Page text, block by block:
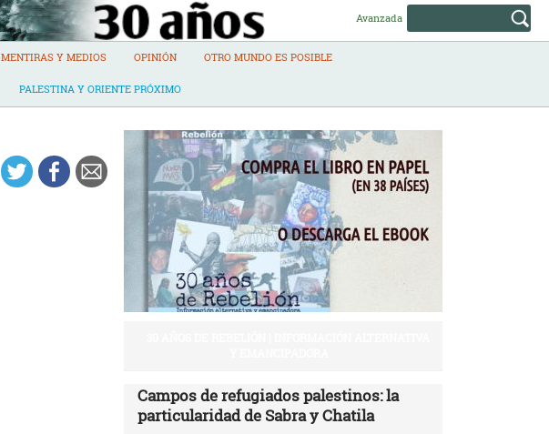
Avanzada
MENTIRAS Y MEDIOS OPINIÓN OTRO MUNDO ES POSIBLE
PALESTINA Y ORIENTE PRÓXIMO
Campos de refugiados palestinos: la
particularidad de Sabra y Chatila